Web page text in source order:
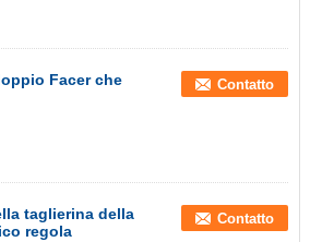
Facer che
Contatto
taglierina della
regola
Contatto